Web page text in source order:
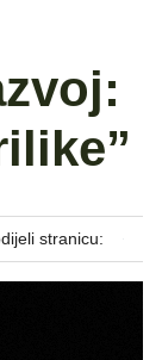
stranicu: